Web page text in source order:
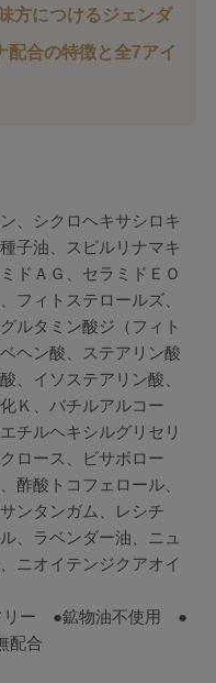
方につけるジェンダ
配合の特徴と全7アイ
、シクロヘキサシロキ
子油、スピルリナマキ
ドＡＧ、セラミドＥＯ
フィトステロールズ、
ルタミン酸ジ（フィト
ヘン酸、ステアリン酸
、イソステアリン酸、
Ｋ、バチルアルコー
チルヘキシルグリセリ
ロース、ビサボロー
酢酸トコフェロール、
ンタンガム、レシチ
、ラベンダー油、ニュ
ニオイテンジクアオイ
リー ●鉱物油不使用 ●
配合